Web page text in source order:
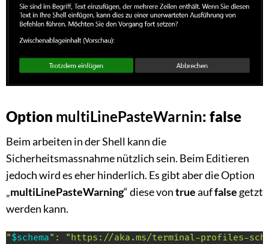
Option multiLinePasteWarnin: false
Beim arbeiten in der Shell kann die
Sicherheitsmassnahme nützlich sein. Beim Editieren
jedoch wird es eher hinderlich. Es gibt aber die Option
„multiLinePasteWarning“ diese vontrueauffalse getzt
werden kann.
"$schema": "https://aka.ms/terminal-profiles-